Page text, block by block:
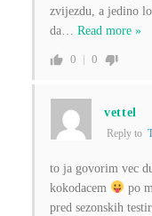
zvijezdu, a jedino
da… Read more »
0 0
vettel
Reply to
to ja govorim vec
kokodacem
po
pred sezonskih